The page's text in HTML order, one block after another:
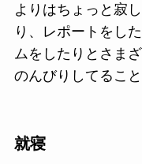
よりはちょっと寂
り、レポートをし
ムをしたりとさま
のんびりしてること
就寝